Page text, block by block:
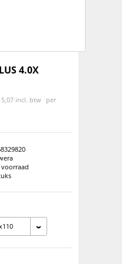
4.0X
5,07 incl. btw per